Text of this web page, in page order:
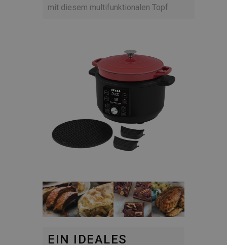
mit diesem multifunktionalen Topf.
EIN IDEALES